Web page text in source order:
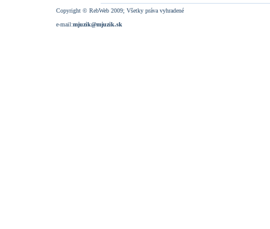
Copyright © RebWeb 2009; Všetky práva vyhradené
e-mail:mjuzik@mjuzik.sk